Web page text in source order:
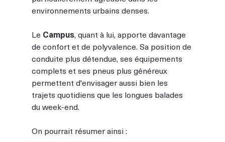
environnements urbains denses.
Le Campus, quant à lui, apporte davantage
de confort et de polyvalence. Sa position de
conduite plus détendue, ses équipements
complets et ses pneus plus généreux
permettent d'envisager aussi bien les
trajets quotidiens que les longues balades
du week-end.
On pourrait résumer ainsi :